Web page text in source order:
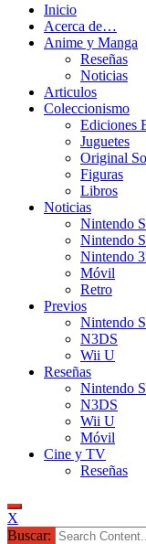
Inicio
Acerca de…
Anime y Manga
Reseñas
Noticias
Articulos
Coleccionismo
Ediciones
Juguetes
Original
Figuras
Libros
Noticias
Nintendo
Nintendo
Nintendo
Móvil
Retro
Previos
Nintendo
N3DS
Wii U
Reseñas
Nintendo
N3DS
Wii U
Móvil
Cine y TV
Reseñas
X
Buscar: